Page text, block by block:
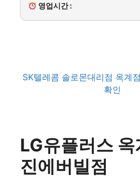
영업시간 :
SK텔레콤 솔로몬대리점 옥계
확인
LG유플러스 옥
진에버빌점